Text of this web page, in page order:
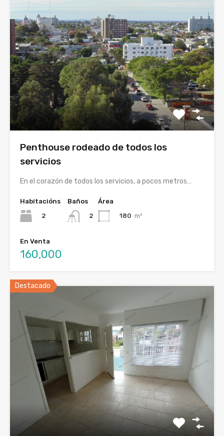
Penthouse rodeado de todos los
servicios
En el corazón de todos los servicios, a pocos metros…
Habitacións
2
Baños
2
Área
180 m²
En Venta
160,000
Destacado